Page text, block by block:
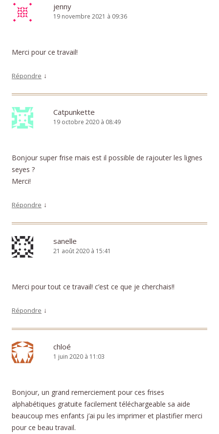
jenny
19 novembre 2021 à 09:36
Merci pour ce travail!
Répondre ↓
Catpunkette
19 octobre 2020 à 08:49
Bonjour super frise mais est il possible de rajouter les lignes
seyes ?
Merci!
Répondre ↓
sanelle
21 août 2020 à 15:41
Merci pour tout ce travail! c’est ce que je cherchais!!
Répondre ↓
chloé
1 juin 2020 à 11:03
Bonjour, un grand remerciement pour ces frises
alphabétiques gratuite facilement téléchargeable sa aide
beaucoup mes enfants j’ai pu les imprimer et plastifier merci
pour ce beau travail.